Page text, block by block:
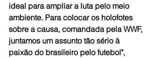
ideal para ampliar a luta pelo meio
ambiente. Para colocar os holofotes
sobre a causa, comandada pela WWF,
juntamos um assunto tão sério à
paixão do brasileiro pelo futebol",